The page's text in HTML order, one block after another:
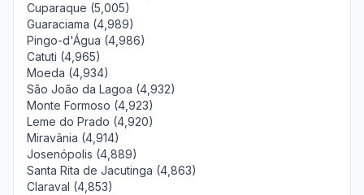
Cuparaque (5,005)
Guaraciama (4,989)
Pingo-d'Água (4,986)
Catuti (4,965)
Moeda (4,934)
São João da Lagoa (4,932)
Monte Formoso (4,923)
Leme do Prado (4,920)
Miravânia (4,914)
Josenópolis (4,889)
Santa Rita de Jacutinga (4,863)
Claraval (4,853)